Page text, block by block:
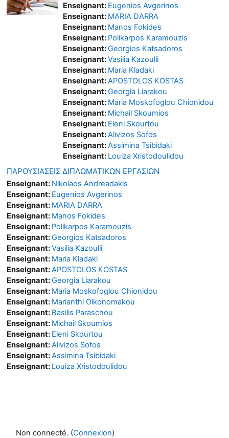
Enseignant: Eugenios Avgerinos
Enseignant: MARIA DARRA
Enseignant: Manos Fokides
Enseignant: Polikarpos Karamouzis
Enseignant:Georgios Katsadoros
Enseignant:Vasilia Kazoulli
Enseignant: Maria Kladaki
Enseignant:APOSTOLOS KOSTAS
Enseignant:Georgia Liarakou
Enseignant: Maria Moskofoglou Chionidou
Enseignant: Michail Skoumios
Enseignant: Eleni Skourtou
Enseignant:Alivizos Sofos
Enseignant:Assimina Tsibidaki
Enseignant: Louiza Xristodoulidou
ΠΑΡΟΥΣΙΑΣΕΙΣ ΔΙΠΛΩΜΑΤΙΚΩΝ ΕΡΓΑΣΙΩΝ
Enseignant: Nikolaos Andreadakis
Enseignant: Eugenios Avgerinos
Enseignant: MARIA DARRA
Enseignant: Manos Fokides
Enseignant: Polikarpos Karamouzis
Enseignant:Georgios Katsadoros
Enseignant:Vasilia Kazoulli
Enseignant: Maria Kladaki
Enseignant:APOSTOLOS KOSTAS
Enseignant:Georgia Liarakou
Enseignant: Maria Moskofoglou Chionidou
Enseignant: Marianthi Oikonomakou
Enseignant: Basilis Paraschou
Enseignant: Michail Skoumios
Enseignant: Eleni Skourtou
Enseignant:Alivizos Sofos
Enseignant:Assimina Tsibidaki
Enseignant: Louiza Xristodoulidou
Non connecté. (Connexion)